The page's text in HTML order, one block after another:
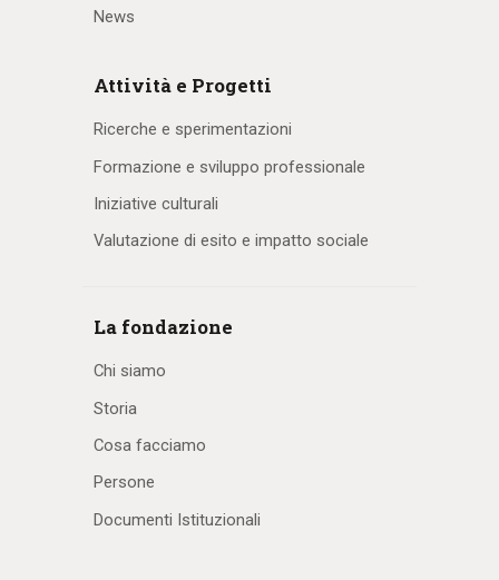
News
Attività e Progetti
Ricerche e sperimentazioni
Formazione e sviluppo professionale
Iniziative culturali
Valutazione di esito e impatto sociale
La fondazione
Chi siamo
Storia
Cosa facciamo
Persone
Documenti Istituzionali